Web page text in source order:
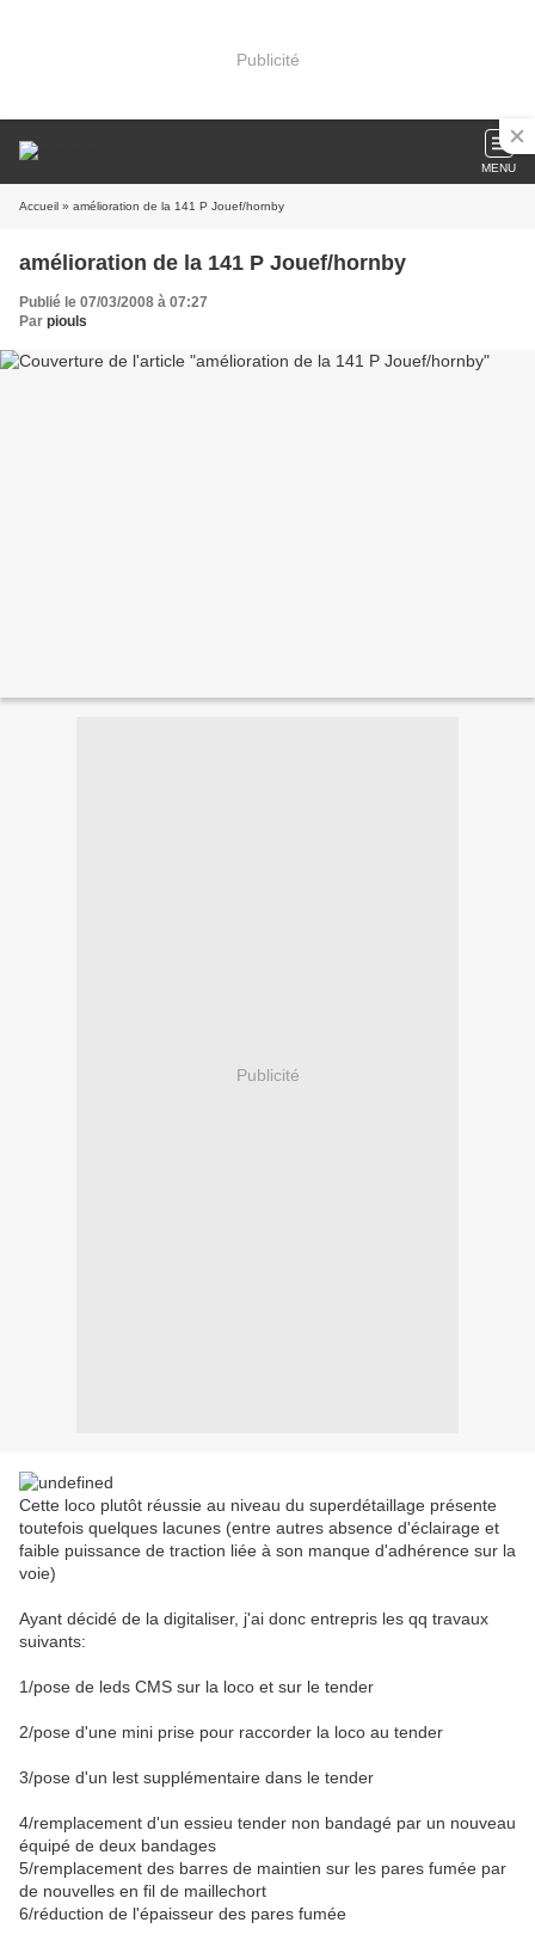
Publicité
MENU
Accueil » amélioration de la 141 P Jouef/hornby
amélioration de la 141 P Jouef/hornby
Publié le 07/03/2008 à 07:27
Par piouls
Publicité
Cette loco plutôt réussie au niveau du superdétaillage présente
toutefois quelques lacunes (entre autres absence d'éclairage et
faible puissance de traction liée à son manque d'adhérence sur la
voie)
Ayant décidé de la digitaliser, j'ai donc entrepris les qq travaux
suivants:
1/pose de leds CMS sur la loco et sur le tender
2/pose d'une mini prise pour raccorder la loco au tender
3/pose d'un lest supplémentaire dans le tender
4/remplacement d'un essieu tender non bandagé par un nouveau
équipé de deux bandages
5/remplacement des barres de maintien sur les pares fumée par
de nouvelles en fil de maillechort
6/réduction de l'épaisseur des pares fumée